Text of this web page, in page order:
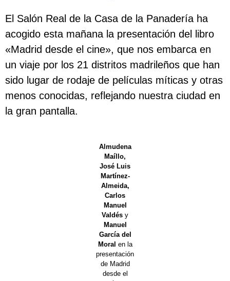
El Salón Real de la Casa de la Panadería ha
acogido esta mañana la presentación del libro
«Madrid desde el cine», que nos embarca en
un viaje por los 21 distritos madrileños que han
sido lugar de rodaje de películas míticas y otras
menos conocidas, reflejando nuestra ciudad en
la gran pantalla.
Almudena
Maíllo,
José Luis
Martínez-
Almeida,
Carlos
Manuel
Valdés y
Manuel
García del
Moral en la
presentación
de Madrid
desde el